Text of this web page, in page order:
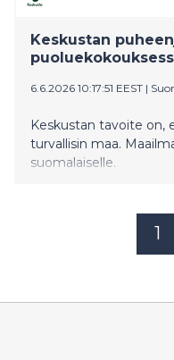
Keskustan
6.6.2026 10:17:51 EEST |
Keskustan tavoite on,
turvallisin maa.
suomalaiselle.
1